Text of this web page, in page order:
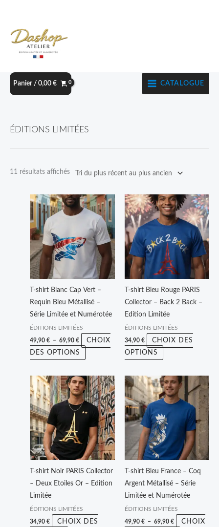
contenu
Panier /0,00€ CATALOGUE
ÉDITIONS LIMITÉES
11 résultats affichés
Trié
ancien
T-shirt Blanc Cap Vert –
Requin Bleu Métallisé –
Série Limitée et Numérotée
ÉDITIONS LIMITÉES
49,90€ – 69,90€
Plage
de
prix :
49,90 €
69,90 €
CHOIX
DES OPTIONS
Ce
produit
plusieurs
variations.
Les
options
la
page
du
T-shirt Bleu Rouge PARIS
Collector – Back 2 Back –
Edition Limitée
ÉDITIONS LIMITÉES
34,90 €
CHOIX DES
OPTIONS
Ce
produit
a
plusieurs
variations.
Les
options
la
page
du
T-shirt Noir PARIS Collector
– Deux Etoiles Or – Edition
Limitée
ÉDITIONS LIMITÉES
34,90€
CHOIX DES
Ce
produit
a
plusieurs
variations.
Les
options
peuvent
être
la
T-shirt Bleu France – Coq
Argent Métallisé – Série
Limitée et Numérotée
ÉDITIONS LIMITÉES
49,90 € – 69,90 €
Plage
de
prix :
49,90 €
69,90 €
CHOIX
Ce
produit
plusieurs
variations.
Les
options
peuvent
être
choisies
la